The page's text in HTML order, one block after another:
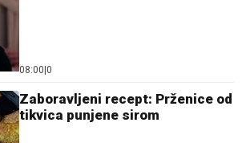
08:00|0
Zaboravljeni recept: Prženice od
tikvica punjene sirom